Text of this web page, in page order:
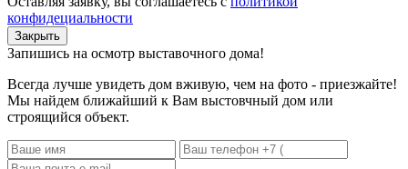
конфидециальности
Закрыть
Запишись на осмотр выставочного дома!
Всегда лучше увидеть дом вживую, чем на фото - приезжайте!
Мы найдем ближайший к Вам выстовчный дом или
строящийся объект.